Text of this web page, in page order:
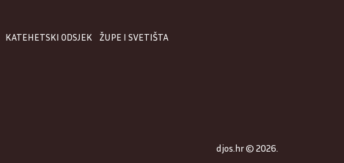
KATEHETSKI ODSJEK ŽUPE I SVETIŠTA
djos.hr © 2026.